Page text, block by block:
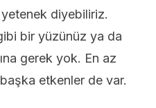
diyebiliriz.
bir yüzünüz ya da
gerek yok. En az
etkenler de var.